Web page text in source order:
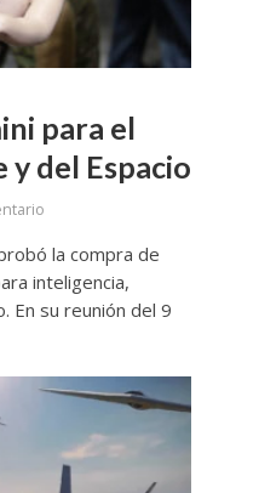
para el
del Espacio
la compra de
inteligencia,
En su reunión del 9